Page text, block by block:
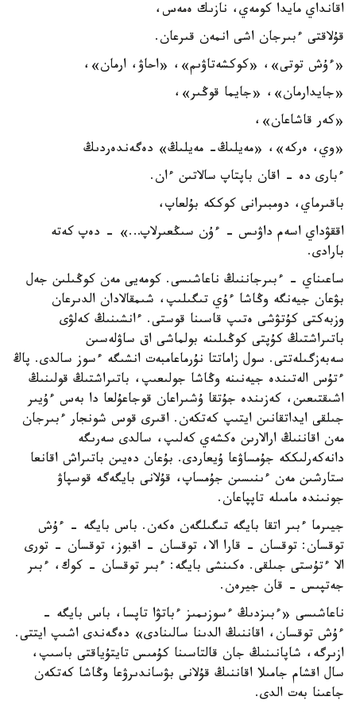
اقانداي مايدا كومەي، نازىك ەمەس،
قۇلاقتى ءبىرجان اشى انمەن قىرعان.
«ءۇش توتى»، «كوكشەتاۋىم»، «احاۋ، ارمان»،
«جايدارمان»، «جايما قوڭىر»،
«كەر قاشاعان»،
«وي، ەركە»، «مەيلىڭ- مەيلىڭ» دەگەندەردىڭ
ءبارى دە - اقان باپتاپ سالاتىن ءان.
باقىرماي، دومبىرانى كوككە بۇلعاپ،
اققۋداي اسەم داۋىس - ءۇن سىڭعىرلاپ…» - دەپ كەتە
بارادى.
ساعىناي - ءبىرجاننىڭ ناعاشىسى. كومەيى مەن كوڭىلىن جەل
بۋعان جيەنگە وڭاشا ءۇي تىگىلىپ، شىمقالادان الدىرعان
وزبەكتى كۇتۋشى ەتىپ قاسىنا قوستى. ءانشىنىڭ كەلۋى
باتىراشتىڭ كۇپتى كوڭىلىنە بولماشى اق ساۋلەسىن
سەبەزگىلەتتى. سول زاماتتا نۇرماعامبەت انشىگە ءسوز سالدى. پاڭ
ءتۇس الەتىندە جيەنىنە وڭاشا جولىعىپ، باتىراشتىڭ قولىنىڭ
اشىقتىعىن، كەزىندە جۇتقا ۇشىراعان قوجاعۇلعا دا بەس ءۇيىر
جىلقى ايداتقانىن ايتىپ كەتكەن. اقىرى قوس شونجار ءبىرجان
مەن اقاننىڭ ارالارىن ەكشەي كەلىپ، سالدى سەرىگە
دانەكەرلىككە جۇمساۋعا ۇيعاردى. بۇعان دەيىن باتىراش اقانعا
ستارشىن مەن ءىنىسىن جۇمساپ، قۇلانى بايگەگە قوسپاۋ
جونىندە مامىلە تاپپاعان.
جيىرما ءبىر اتقا بايگە تىگىلگەن ەكەن. باس بايگە - ءۇش
توقسان: توقسان - قارا الا، توقسان - اقبوز، توقسان - تورى
الا ءتۇستى جىلقى. ەكىنشى بايگە: ءبىر توقسان - كوك، ءبىر
جەتپىس - قان جيرەن.
ناعاشىسى «ءبىزدىڭ ءسوزىمىز ءباتۋا تاپسا، باس بايگە -
ءۇش توقسان، اقاننىڭ الدىنا سالىنادى» دەگەندى اشىپ ايتتى.
ازىرگە، شاپانىنىڭ جان قالتاسىنا كۇمىس تايتۇياقتى باسىپ،
سال اقشام جامىلا اقاننىڭ قۇلانى بۋساندىرۋعا وڭاشا كەتكەن
جاعىنا بەت الدى.